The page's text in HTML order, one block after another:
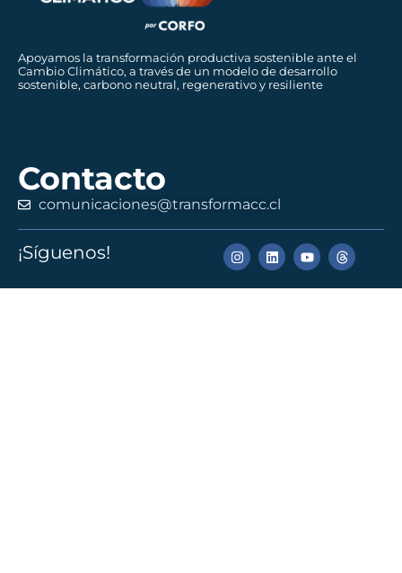
Apoyamos la transformación productiva sostenible ante el
Cambio Climático, a través de un modelo de desarrollo
sostenible, carbono neutral, regenerativo y resiliente
Contacto
comunicaciones@transformacc.cl
¡Síguenos!